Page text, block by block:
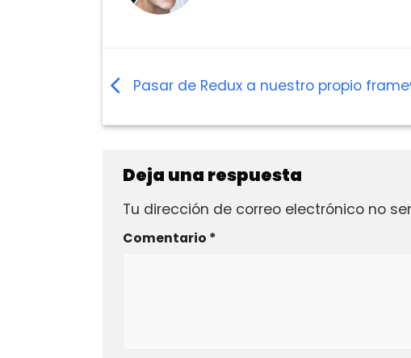
Pasar de Redux a nuestro propio
Deja una respuesta
Tu dirección de correo electrónico no
Comentario *